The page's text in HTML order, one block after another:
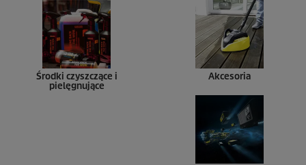
Środki czyszczące i
pielęgnujące
Akcesoria